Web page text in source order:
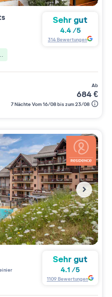
aufenthalt
Sehr gut
4.4/5
314Bewertungen
ab
684€
7 Nächte Vom 16/08 bis zum 23/08
sur 5
Sehr gut
4.1 /5
1109Bewertungen